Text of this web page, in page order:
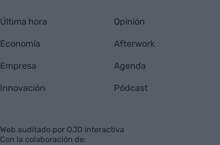
Última hora
Economía
Empresa
Innovación
Opinión
Afterwork
Agenda
Pódcast
Web auditado por OJD interactiva
Con la colaboración de: